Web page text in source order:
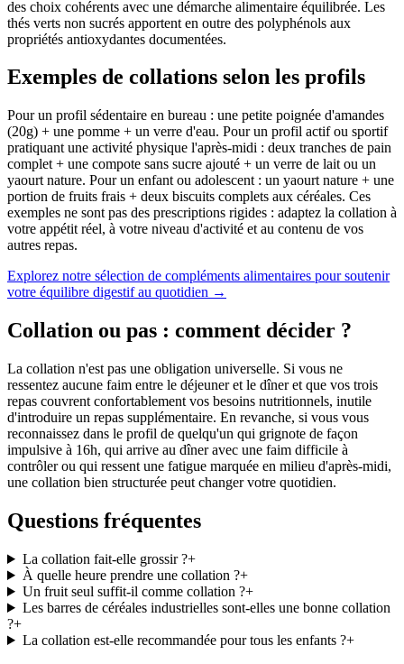
des choix cohérents avec une démarche alimentaire équilibrée. Les
thés verts non sucrés apportent en outre des polyphénols aux
propriétés antioxydantes documentées.
Exemples de collations selon les profils
Pour un profil sédentaire en bureau : une petite poignée d'amandes
(20g) + une pomme + un verre d'eau. Pour un profil actif ou sportif
pratiquant une activité physique l'après-midi : deux tranches de pain
complet + une compote sans sucre ajouté + un verre de lait ou un
yaourt nature. Pour un enfant ou adolescent : un yaourt nature + une
portion de fruits frais + deux biscuits complets aux céréales. Ces
exemples ne sont pas des prescriptions rigides : adaptez la collation à
votre appétit réel, à votre niveau d'activité et au contenu de vos
autres repas.
Explorez notre sélection de compléments alimentaires pour soutenir
votre équilibre digestif au quotidien →
Collation ou pas : comment décider ?
La collation n'est pas une obligation universelle. Si vous ne
ressentez aucune faim entre le déjeuner et le dîner et que vos trois
repas couvrent confortablement vos besoins nutritionnels, inutile
d'introduire un repas supplémentaire. En revanche, si vous vous
reconnaissez dans le profil de quelqu'un qui grignote de façon
impulsive à 16h, qui arrive au dîner avec une faim difficile à
contrôler ou qui ressent une fatigue marquée en milieu d'après-midi,
une collation bien structurée peut changer votre quotidien.
Questions fréquentes
La collation fait-elle grossir ?+
À quelle heure prendre une collation ?+
Un fruit seul suffit-il comme collation ?+
Les barres de céréales industrielles sont-elles une bonne collation
?+
La collation est-elle recommandée pour tous les enfants ?+